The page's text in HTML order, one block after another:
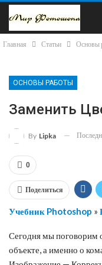
Главная Статьи Основы
ОСНОВЫ РАБОТЫ
Заменить
By Lipka
0
Поделиться
Учебник Photoshop »
Сегодня мы поговорим
объекте, а именно о